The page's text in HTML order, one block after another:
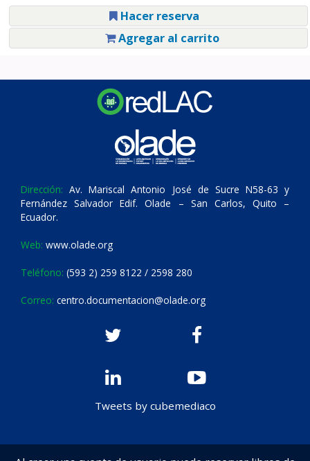
Hacer reserva
Agregar al carrito
Dirección: Av. Mariscal Antonio José de Sucre N58-63 y
Fernández Salvador Edif. Olade – San Carlos, Quito –
Ecuador.
Web: www.olade.org
Teléfono: (593 2) 259 8122 / 2598 280
Correo: centro.documentacion@olade.org
Tweets by cubemediaco